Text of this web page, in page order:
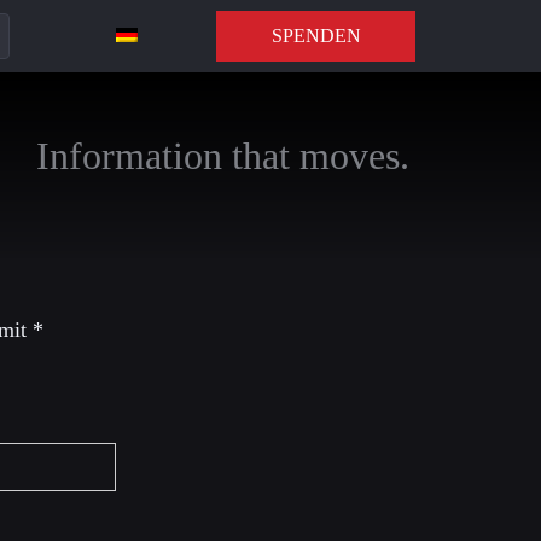
SPENDEN
Information that moves.
*